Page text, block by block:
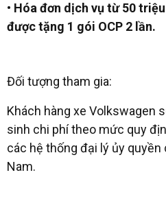
• Hóa đơn dịch vụ từ 50
được tặng 1 gói OCP 2 lần.
Đối tượng tham gia:
Khách hàng xe Volkswagen
sinh chi phí theo mức quy
các hệ thống đại lý ủy
Nam.